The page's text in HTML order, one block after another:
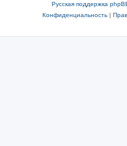
Русская поддержка
Конфиденциальность|